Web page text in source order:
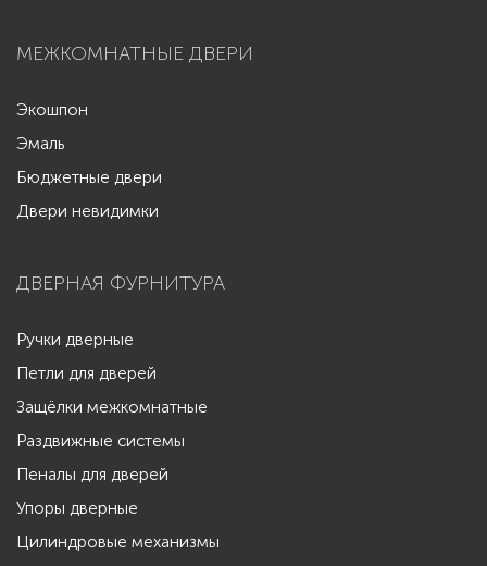
МЕЖКОМНАТНЫЕ ДВЕРИ
Экошпон
Эмаль
Бюджетные двери
Двери невидимки
ДВЕРНАЯ ФУРНИТУРА
Ручки дверные
Петли для дверей
Защёлки межкомнатные
Раздвижные системы
Пеналы для дверей
Упоры дверные
Цилиндровые механизмы